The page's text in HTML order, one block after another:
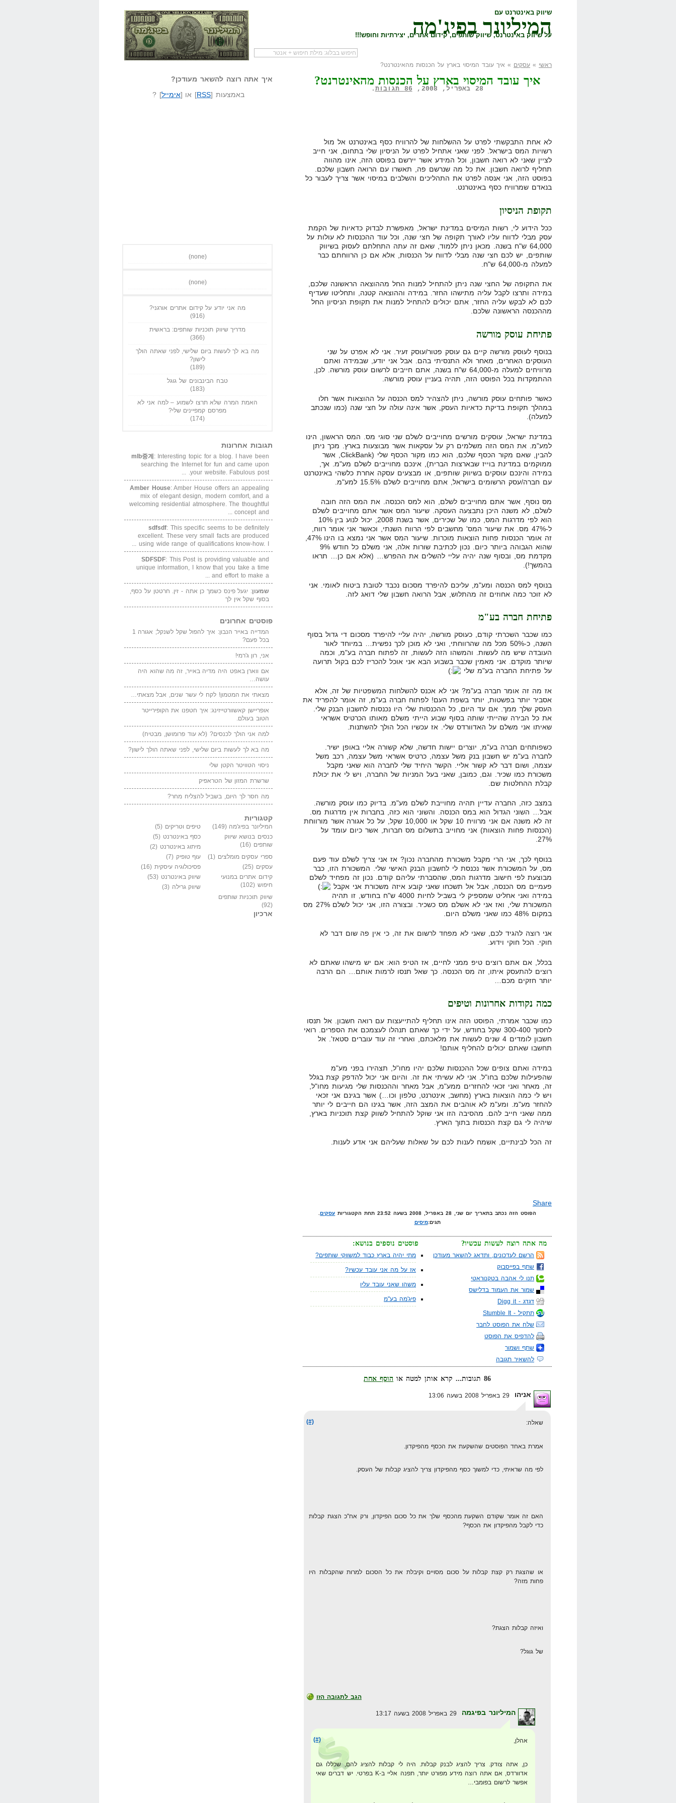
שיווק באינטרנט עם
המיליונר בפיג'מה
על שיווק באינטרנט, שיווק שותפים, קידום אתרים, יצירתיות וחופש!!!
שאל שאלה המיליונר בפיג'מה שיווק שותפים הבלוג
ראשי » עסקים » איך עובד המיסוי בארץ על הכנסות מהאינטרנט?
איך עובד המיסוי בארץ על הכנסות מהאינטרנט?
28 באפריל, 2008, 86 תגובות .
לא אחת התבקשתי לפרט על ההשלחות של להרוויח כסף באינטרנט אל מול
רשויות המס בישראל. לפני שאני אתחיל לפרט על הניסיון שלי בתחום, אני חייב
לציין שאני לא רואה חשבון, וכל המידע אשר יירשם בפוסט הזה, אינו מהווה
תחליף לרואה חשבון. את כל מה שנרשם פה, תאשרו עם הרואה חשבון שלכם.
בפוסט הזה, אני אנסה לפרט את התהליכים והשלבים במיסוי אשר צריך לעבור כל
בנאדם שמרוויח כסף באינטרנט.
תקופת הניסיון
ככל הידוע לי, רשות המיסים במדינת ישראל, מאפשרת לבדוק כדאיות של הקמת
עסק מבלי לדווח עליו לאורך תקופה של חצי שנה, וכל עוד ההכנסות לא עולות על
64,000 ש"ח בשנה. מכאן ניתן ללמוד, שאם זה עתה התחלתם לעסוק בשיווק
שותפים, יש לכם חצי שנה מבלי לדווח על הכנסות, אלא אם כן הרווחתם כבר
למעלה מ-64,000 ש"ח.
את התקופה של החצי שנה ניתן להתחיל למנות החל מההוצאה הראשונה שלכם,
במידה ותרצו לקבל עליה מתישהו החזר. במידה וההוצאה קטנה, ותחליטו שעדיף
לכם לא לבקש עליה החזר, אתם יכולים להתחיל למנות את תקופת הניסיון החל
מההכנסה הראשונה שלכם.
פתיחת עוסק מורשה
בנוסף לעוסק מורשה קיים גם עוסק פטור/עוסק זעיר. אני לא אפרט על שני
העוסקים האחרים, מאחר ולא התנסיתי בהם. אבל אני יודע, שבמידה ואתם
מרוויחים למעלה מ-64,000 ש"ח בשנה, אתם חייבים לרשום עוסק מורשה. לכן,
ההתמקדות בכל הפוסט הזה, תהיה בעניין עוסק מורשה.
כאשר פותחים עוסק מורשה, ניתן להצהיר למס הכנסה על ההוצאות אשר חלו
במהלך תקופת בדיקת כדאיות העסק, אשר אינה עולה על חצי שנה (כמו שנכתב
למעלה).
במדינת ישראל, עוסקים מורשים מחוייבים לשלם שני סוגי מס. המס הראשון, הינו
למע"מ. את המס הזה משלמים רק על עסקאות אשר מבוצעות בארץ. מכך ניתן
להבין, שאם מקור הכסף שלכם, הוא כמו מקור הכסף שלי (ClickBank, אשר
ממוקמים במדינת בוייז שבארצות הברית), אינכם מחוייבים לשלם מע"מ. אך,
במידה והינכם עוסקים בשיווק שותפים, או מבצעים עסקה אחרת כלשהי באינטרנט
עם חברה/עסק הרשומים בישראל, אתם מחוייבים לשלם 15.5% למע"מ.
מס נוסף, אשר אתם מחוייבים לשלם, הוא למס הכנסה. את המס הזה חובה
לשלם, לא משנה היכן נתבצעה העסקה. שיעור המס אשר אתם מחוייבים לשלם
הוא לפי מדרגות המס, כמו של שכירים, אשר בשנת 2008, יכול לנוע בין 10%
ל-47% מס. את שיעור המס' מחשבים לפי הרווח השנתי, וכאשר אני אומר רווח,
זה אומר הכנסות פחות הוצאות מוכרות. שיעור המס אשר אני נמצא בו הינו 47%,
שהוא הגבוהה ביותר כיום. נכון לכתיבת שורות אלה, אני משלם כל חודש 9%
מקדמת מס, ובסוף שנה יהיה עליי להשלים את ההפרש… (אלא אם כן… תראו
בהמשך!).
בנוסף למס הכנסה ומע"מ, עליכם להיפרד מסכום נכבד לטובת ביטוח לאומי. אני
לא זוכר כמה אחוזים זה מהתלוש, אבל הרואה חשבון שלי דואג לזה.
פתיחת חברה בע"מ
כמו שכבר השכרתי קודם, כעוסק מורשה, יהיה עליי להיפרד מסכום די גדול בסוף
השנה, כ-50% מכל מה שהרווחתי, ואני לא מוכן לכך נפשית… במיוחד לאור
העובדה שיש מה לעשות. והמשהו הזה לעשות, זה לפתוח חברה בע"מ, וכמה
שיותר מוקדם. אני מאמין שכבר בשבוע הבא אני אוכל להכריז לכם בקול תרועה
על פתיחת החברה בע"מ שלי
אז מה זה אומר חברה בע"מ? אני לא אכנס להשלחות המשפטיות של זה, אלא
אסביר יותר בפשטות, יותר בשפת העם! לפתוח חברה בע"מ, זה אומר להפריד את
העסק שלך ממך. אם עד היום, כל ההכנסות שלי היו נכנסות לחשבון הבנק שלי.
את כל הבירה שהייתי שותה בסוף שבוע הייתי משלם מאותו הכרטיס אשראי
שאיתו אני משלם על האדוורדס שלי. אז עכשיו הכל הולך להשתנות.
כשפותחים חברה בע"מ, יוצרים יישות חדשה, שלא קשורה אליי באופן ישיר.
לחברה בע"מ יש חשבון בנק משל עצמה, כרטיס אשראי משל עצמה, רכב משל
עצמה, ושום דבר לא קשור אליי. הקשר היחיד שלי לחברה הוא שאני מקבל
משכורת כמו שכיר. וגם, כמובן, שאני בעל המניות של החברה, ויש לי את יכולת
קבלת ההחלטות שם.
במצב כזה, החברה עדיין תהיה מחוייבת לשלם מע"מ. בדיוק כמו עוסק מורשה.
אבל… השוני הגדול הוא במס הכנסה. והשוני הוא כזה, בחברות אין מדרגות מס.
זה לא משנה אם אני מרוויח 10 שקל או 10,000 שקל, על כל אגורה אשר מורווחת
(הכנסות פחות הוצאות) אני מחוייב בתשלום מס חברות, אשר כיום עומד על
27%.
בנוסף לכך, אני הרי מקבל משכורת מהחברה נכון? אז אני צריך לשלם עוד פעם
מס, על המשכורת אשר נכנסת לי לחשבון הבנק האישי שלי. המשכורת הזו, כבר
מבוצעת לפי חישוב מדרגות המס, שהסברתי עליהם קודם. נכון זה מפחיד לשלם
פעמיים מס הכנסה, אבל אל תשכחו שאני קובע איזה משכורת אני אקבל
במידה ואני אחליט שמספיק לי בשביל לחיות 4000 ש"ח בחודש, זו תהיה
המשכורת שלי, ואז אני לא אשלם מס כשכיר. ובצורה הזו, אני יכול לשלם 27% מס
במקום 48% כמו שאני משלם היום.
אני רוצה להגיד לכם, שאני לא מפחד לרשום את זה, כי אין פה שום דבר לא
חוקי. הכל חוקי וידוע.
בכלל, אם אתם רוצים טיפ ממני לחיים, אז הטיפ הוא: אם יש מישהו שאתם לא
רוצים להתעסק איתו, זה מס הכנסה. כך שאל תנסו לרמות אותם… הם הרבה
יותר חזקים מכם…
כמה נקודות אחרונות וטיפים
כמו שכבר אמרתי, הפוסט הזה אינו תחליף להתייעצות עם רואה חשבון. אל תנסו
לחסוך 300-400 שקל בחודש, על ידי כך שאתם תנהלו לעצמכם את הספרים. רואי
חשבון לומדים 4 שנים לעשות את מלאכתם, ואחרי זה עוד עוברים סטאז'. אל
תחשבו שאתם יכולים להחליף אותם!
במידה ואתם צופים שכל ההכנסות שלכם יהיו מחו"ל, תצהירו בפני מע"מ
שהפעילות שלכם בחו"ל. אני לא עשיתי את זה. והיום אני יכול להדפק קצת בגלל
זה, מאחר ואני זכאי להחזרים ממע"מ, אבל מאחר וההכנסות שלי מגיעות מחו"ל,
ויש לי כמה הוצאות בארץ (מחשב, אינטרנט, טלפון וכו…) אשר בגינם אני זכאי
להחזר מע"מ. ומע"מ לא אוהבים את המצב הזה, אשר בגינו הם חייבים לי יותר
ממה שאני חייב להם. מהסיבה הזו אני שוקל להתחיל לשווק קצת תוכניות בארץ,
שיהיה לי גם קצת הכנסות בתוך הארץ.
זה הכל לבינתיים, אשמח לענות לכם על שאלות שעליהם אני אדע לענות.
Share
הפוסט הזה נכתב בתאריך יום שני, 28 באפריל, 2008 בשעה 23:52 תחת הקטגוריות עסקים.
תגים:מיסים
פוסטים נוספים בנושא:
מתי יהיה בארץ כבוד למשווקי שותפים?
אז על מה אני עובד עכשיו?
משהו שאני עובד עליו
פיג'מה בע"מ
מה אתה רוצה לעשות עכשיו?
הרשם לעדכונים, ותדאג להשאר מעודכן
שתף בפייסבוק
תנו לי אהבה בטקנוראטי
שמור את העמוד בדלישס
דגדג - Digg it
תתקיל - Stumble It
שלח את הפוסט לחבר
להדפיס את הפוסט
שתף ושמור
להשאיר תגובה
86 תגובות... קרא אותן למטה או
הוסף אחת
אניהו
(#) שאלה:
אמרת באחד הפוסטים שהשקעת את הכסף מהפיקדון.
לפי מה שראיתי, כדי למשוך כסף מהפיקדון צריך להציג קבלות של העסק.
האם זה אומר שקודם השקעת מהכסף שלך את כל סכום הפיקדון, ורק אח"כ הצגת קבלות
כדי לקבל מהפיקדון את הכסף?
או שהצגת רק קצת קבלות על סכום מסויים וקיבלת את כל הסכום למרות שהקבלות היו
פחות מזה?
ואיזה קבלות הצגת?
של גוגל?
הגב לתגובה הזו
המיליונר בפיגמה
(#) אהלן,
כן, אתה צודק. צריך להציג לבנק קבלות. היה לי קבלות להציג להם, שכללו גם
אדוורדס, אם אתה רוצה מידע מפורט יותר, תפנה אליי ב-K בפרטי. יש דברים שאי
אפשר לרשום בפומבי…
איך אתה רוצה להשאר מעודכן?
באמצעות [RSS] או [אימייל] ?
(none)
(none)
מה אני יודע על קידום אתרים אורגני?
(916)
מדריך שיווק תוכניות שותפים: בראשית
(366)
מה בא לך לעשות ביום שלישי, לפני שאתה הולך
לישון?
(189)
טבח הבינבונים של גוגל
(183)
האמת המרה שלא תרצו לשמוע – למה אני לא
מפרסם קמפיינים שלי?
(174)
תגובות אחרונות
mlb중계 : Interesting topic for a blog. I have been
searching the Internet for fun and came upon
your website. Fabulous post. ...
Amber House: Amber House offers an appealing
mix of elegant design, modern comfort, and a
welcoming residential atmosphere. The thoughtful
concept and ...
sdfsdf: This specific seems to be definitely
excellent. These very small facts are produced
using wide range of qualifications know-how. I ...
SDFSDF: This Post is providing valuable and
unique information, I know that you take a time
and effort to make a ...
שמעון: יגעל פינס כשמך כן אתה - זין. חרטטן על כסף,
בסוף שקל אין לך
פוסטים אחרונים
המדייה באייר הנבון: איך להפול שקל לשנקל; אגורה 1
בכל פעם?
אני, רון ג'רמי!
אם ווארן באפט היה מדיה באייר, זה מה שהוא היה
עושה…
מצאתי את המטמון! לקח לי עשר שנים, אבל מצאתי…
אופריישן קאשוורטייזינג: איך חטפנו את הקופירייטר
הטוב בעולם.
למה אני הולך לכנסים? (לא עוד פרומושן, מבטיח)
מה בא לך לעשות ביום שלישי, לפני שאתה הולך לישון?
ניסוי הטוויטר הקטן שלי
שרשרת המזון של הטראפיק
מה חסר לך היום, בשביל להצליח מחר?
קטגוריות
המיליונר בפיג'מה (149) טיפים וטריקים (5)
כנסים בנושא שיווק
שותפים (16)
כסף באינטרנט (5)
מיתוג באינטרנט (2)
ספרי עסקים מומלצים (1) עוף טופיק (7)
עסקים (25) פסיכולוגיה עיסקית (16)
קידום אתרים במנועי
חיפוש (102)
שיווק באינטרנט (53)
שיווק גרילה (3)
שיווק תוכניות שותפים
(92)
ארכיון